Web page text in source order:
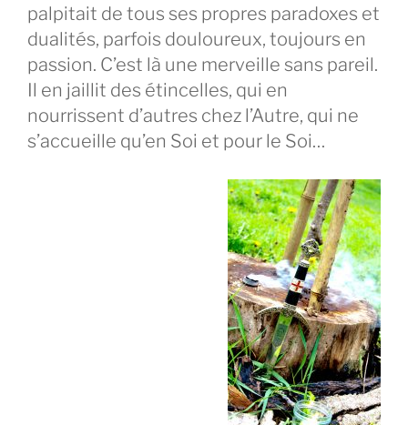
palpitait de tous ses propres paradoxes et
dualités, parfois douloureux, toujours en
passion. C’est là une merveille sans pareil.
Il en jaillit des étincelles, qui en
nourrissent d’autres chez l’Autre, qui ne
s’accueille qu’en Soi et pour le Soi…